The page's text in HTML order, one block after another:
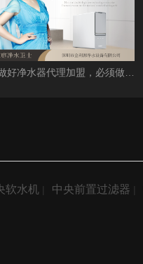
软水机 中央前置过滤器